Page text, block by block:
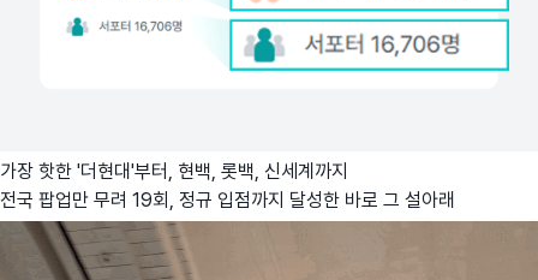
가장 핫한 '더현대'부터, 현백, 롯백, 신세계까지
전국 팝업만 무려 19회, 정규 입점까지 달성한 바로 그 설아래